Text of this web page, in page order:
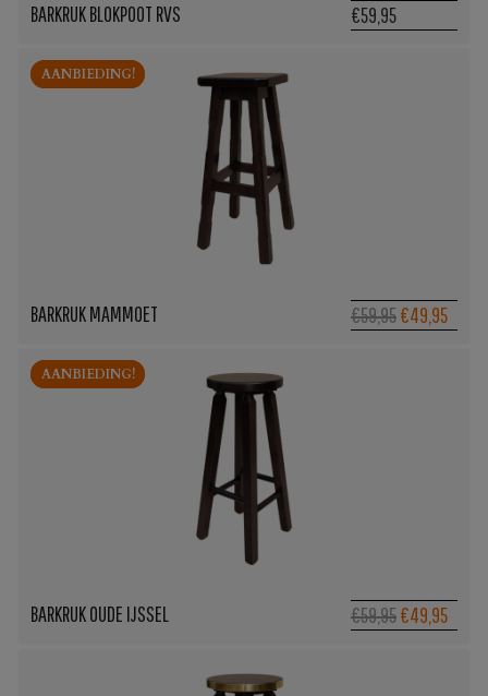
BARKRUK BLOKPOOT RVS €59,95
AANBIEDING!
AANBIEDING!
BARKRUK MAMMOET €59,95€49,95
AANBIEDING!
AANBIEDING!
BARKRUK OUDE IJSSEL €59,95€49,95